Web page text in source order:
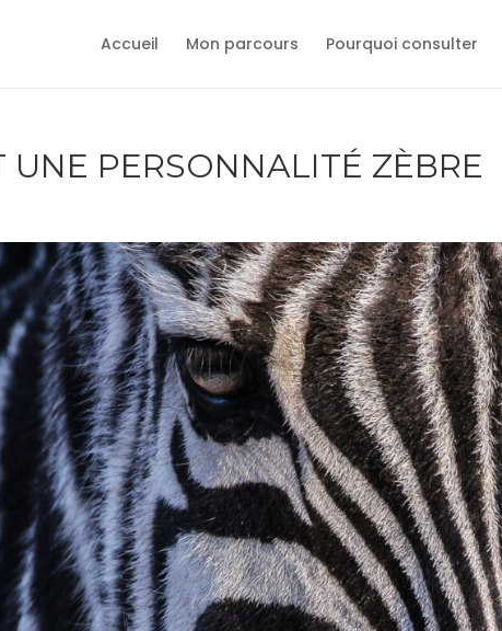
Accueil Mon parcours Pourquoi consulter
UNE PERSONNALITÉ ZÈBRE